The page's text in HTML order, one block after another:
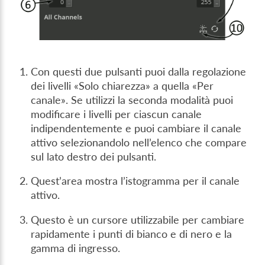
Con questi due pulsanti puoi dalla regolazione
dei livelli «Solo chiarezza» a quella «Per
canale». Se utilizzi la seconda modalità puoi
modificare i livelli per ciascun canale
indipendentemente e puoi cambiare il canale
attivo selezionandolo nell’elenco che compare
sul lato destro dei pulsanti.
Quest’area mostra l’istogramma per il canale
attivo.
Questo è un cursore utilizzabile per cambiare
rapidamente i punti di bianco e di nero e la
gamma di ingresso.